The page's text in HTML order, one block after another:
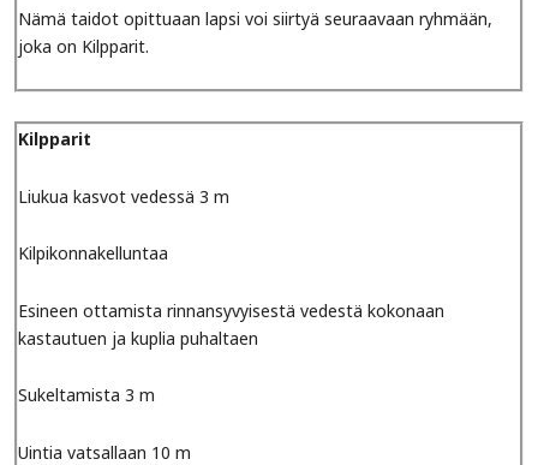
Nämä taidot opittuaan lapsi voi siirtyä seuraavaan ryhmään,
joka on Kilpparit.
Kilpparit
Liukua kasvot vedessä 3 m
Kilpikonnakelluntaa
Esineen ottamista rinnansyvyisestä vedestä kokonaan
kastautuen ja kuplia puhaltaen
Sukeltamista 3 m
Uintia vatsallaan 10 m